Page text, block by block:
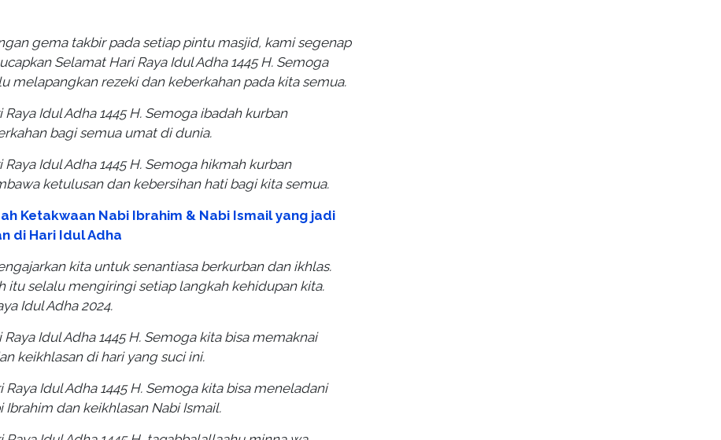
gema takbir pada setiap pintu masjid, kami segenap
Selamat Hari Raya Idul Adha 1445 H. Semoga
melapangkan rezeki dan keberkahan pada kita semua.
Raya Idul Adha 1445 H. Semoga ibadah kurban
bagi semua umat di dunia.
Raya Idul Adha 1445 H. Semoga hikmah kurban
ketulusan dan kebersihan hati bagi kita semua.
Ketakwaan Nabi Ibrahim & Nabi Ismail yang jadi
di Hari Idul Adha
kita untuk senantiasa berkurban dan ikhlas.
itu selalu mengiringi setiap langkah kehidupan kita.
Idul Adha 2024.
Raya Idul Adha 1445 H. Semoga kita bisa memaknai
keikhlasan di hari yang suci ini.
Raya Idul Adha 1445 H. Semoga kita bisa meneladani
Ibrahim dan keikhlasan Nabi Ismail.